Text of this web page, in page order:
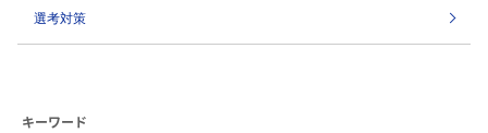
選考対策
キーワード